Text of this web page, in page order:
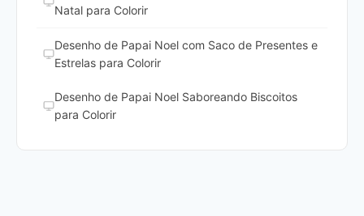
Natal para Colorir
Desenho de Papai Noel com Saco de Presentes e
Estrelas para Colorir
Desenho de Papai Noel Saboreando Biscoitos
para Colorir